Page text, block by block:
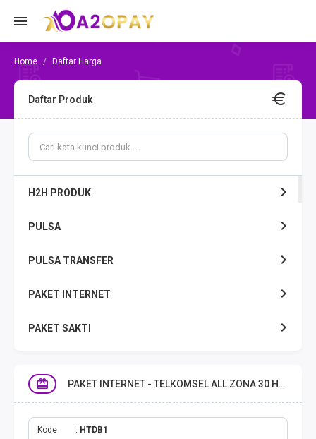
Daftar Harga
Daftar Produk
H2H PRODUK
PULSA
PULSA TRANSFER
PAKET INTERNET
PAKET SAKTI
EMONEY
PAKET SAKTI ALL OPT
PAKET INTERNET - TELKOMSEL ALL ZONA 30 HARI
Kode
HTDB1